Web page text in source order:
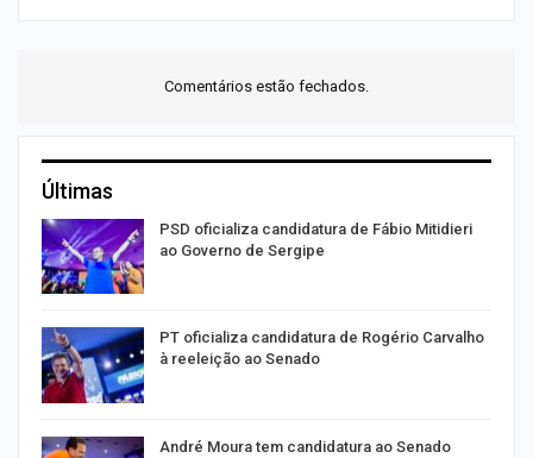
Comentários estão fechados.
Últimas
PSD oficializa candidatura de Fábio Mitidieri
ao Governo de Sergipe
PT oficializa candidatura de Rogério Carvalho
à reeleição ao Senado
André Moura tem candidatura ao Senado